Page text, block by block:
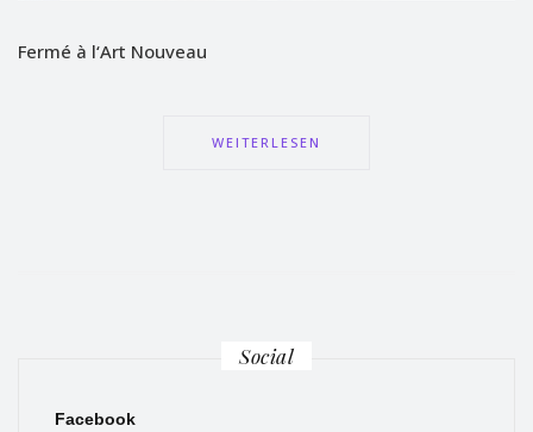
Fermé à l‘Art Nouveau
WEITERLESEN
Social
Facebook